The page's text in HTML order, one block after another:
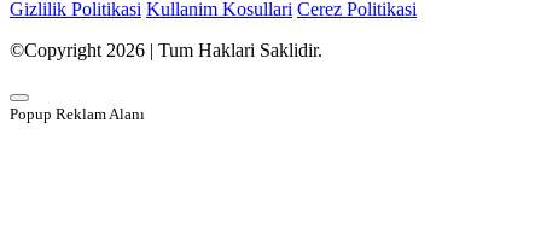
Gizlilik Politikasi Kullanim Kosullari Cerez Politikasi
©Copyright 2026 | Tum Haklari Saklidir.
Popup Reklam Alanı